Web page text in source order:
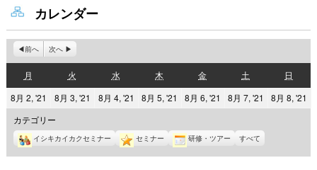
カレンダー
前へ 次へ
月
曜
日
火
曜
日
水水
曜
日
木
曜
日
金金
曜
日
土
曜
日
日
曜
日
8月 2, '21
2021
年
8
月
2
8月 3, '21
2021
年
8
月
3
8月 4, '21
2021
年
8
月
4
8月 5, '21
2021
年
8
月
5
8月 6, '21
2021
年
8
月
6
8月 7, '21
2021
年
8
月
7
8月 8, '21
年
8
カテゴリー
イシキカイカクセミナー セミナー 研修・ツアー すべて